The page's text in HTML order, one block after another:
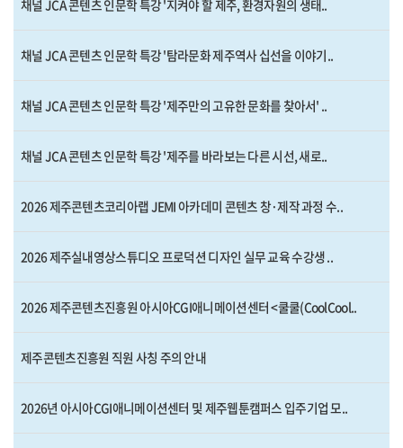
채널 JCA 콘텐츠 인문학 특강 '지켜야 할 제주, 환경자원의 생태..
채널 JCA 콘텐츠 인문학 특강 '탐라문화 제주역사 십선을 이야기..
채널 JCA 콘텐츠 인문학 특강 '제주만의 고유한 문화를 찾아서' ..
채널 JCA 콘텐츠 인문학 특강 '제주를 바라보는 다른 시선, 새로..
2026 제주콘텐츠코리아랩 JEMI 아카데미 콘텐츠 창·제작 과정 수..
2026 제주실내영상스튜디오 프로덕션 디자인 실무 교육 수강생 ..
2026 제주콘텐츠진흥원 아시아CGI애니메이션센터 <쿨쿨(CoolCool..
제주콘텐츠진흥원 직원 사칭 주의 안내
2026년 아시아CGI애니메이션센터 및 제주웹툰캠퍼스 입주기업 모..